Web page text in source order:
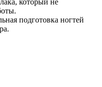
подготовка ногтей